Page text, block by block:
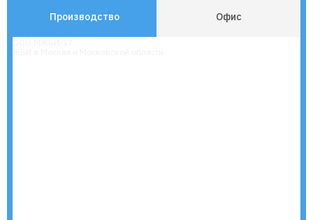
Производство Офис